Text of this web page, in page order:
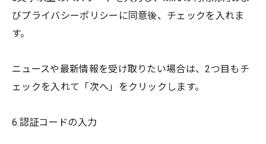
びプライバシーポリシーに同意後、チェックを入れま
す。
ニュースや最新情報を受け取りたい場合は、2つ目もチ
ェックを入れて「次へ」をクリックします。
6.認証コードの入力